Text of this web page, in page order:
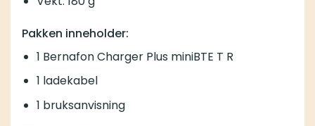
Pakken inneholder:
1 Bernafon Charger Plus miniBTE T R
1 ladekabel
1 bruksanvisning